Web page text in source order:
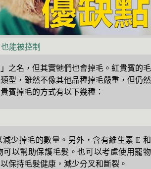
能被控制
之名，但其實牠們也會掉毛。紅貴賓的毛
型，雖然不像其他品種掉毛嚴重，但仍然
賓掉毛的方式有以下幾種：
少掉毛的數量。另外，含有維生素 E 和
可以幫助保護毛髮。也可以考慮使用寵物
保持毛髮健康，減少分叉和斷裂。